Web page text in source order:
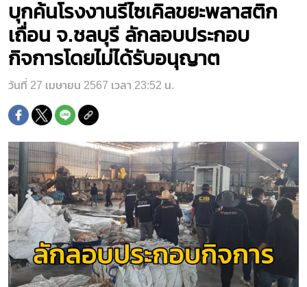
บุกค้นโรงงานรีไซเคิลขยะพลาสติก
เถื่อน จ.ชลบุรี ลักลอบประกอบ
กิจการโดยไม่ได้รับอนุญาต
วันที่ 27 เมษายน 2567 เวลา 23:52 น.